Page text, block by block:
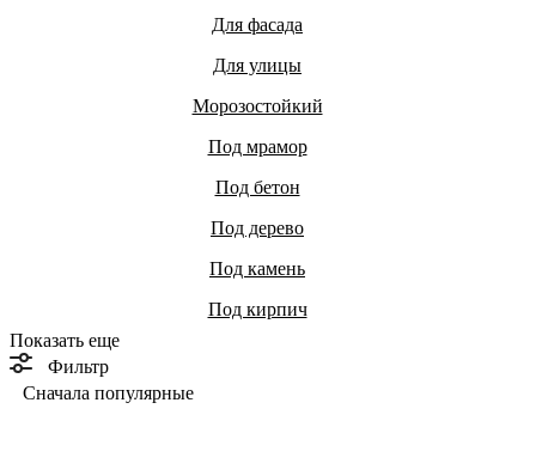
Для фасада
Для улицы
Морозостойкий
Под мрамор
Под бетон
Под дерево
Под камень
Под кирпич
Показать еще
Фильтр
Сначала популярные